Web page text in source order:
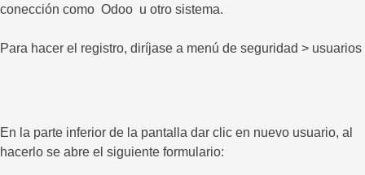
conección como Odoo u otro sistema.
Para hacer el registro, diríjase a menú de seguridad > usuarios
En la parte inferior de la pantalla dar clic en nuevo usuario, al
hacerlo se abre el siguiente formulario: